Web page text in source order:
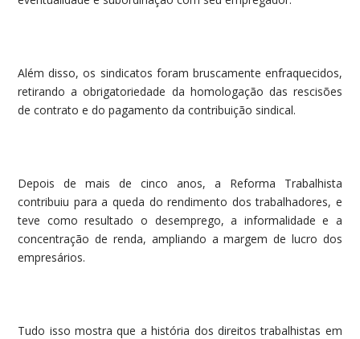
Além disso, os sindicatos foram bruscamente enfraquecidos,
retirando a obrigatoriedade da homologação das rescisões
de contrato e do pagamento da contribuição sindical.
Depois de mais de cinco anos, a Reforma Trabalhista
contribuiu para a queda do rendimento dos trabalhadores, e
teve como resultado o desemprego, a informalidade e a
concentração de renda, ampliando a margem de lucro dos
empresários.
Tudo isso mostra que a história dos direitos trabalhistas em